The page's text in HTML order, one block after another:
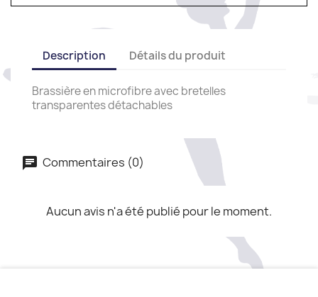
Description Détails du produit
Brassière en microfibre avec bretelles
transparentes détachables
Commentaires (0)
Aucun avis n'a été publié pour le moment.